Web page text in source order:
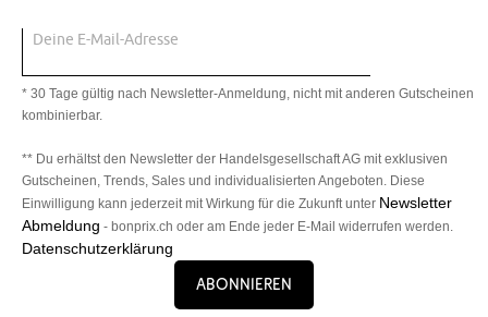
Deine E-Mail-Adresse
* 30 Tage gültig nach Newsletter-Anmeldung, nicht mit anderen Gutscheinen
kombinierbar.
** Du erhältst den Newsletter der Handelsgesellschaft AG mit exklusiven
Gutscheinen, Trends, Sales und individualisierten Angeboten. Diese
Einwilligung kann jederzeit mit Wirkung für die Zukunft unter Newsletter
Abmeldung - bonprix.ch oder am Ende jeder E-Mail widerrufen werden.
Datenschutzerklärung
Abonnieren